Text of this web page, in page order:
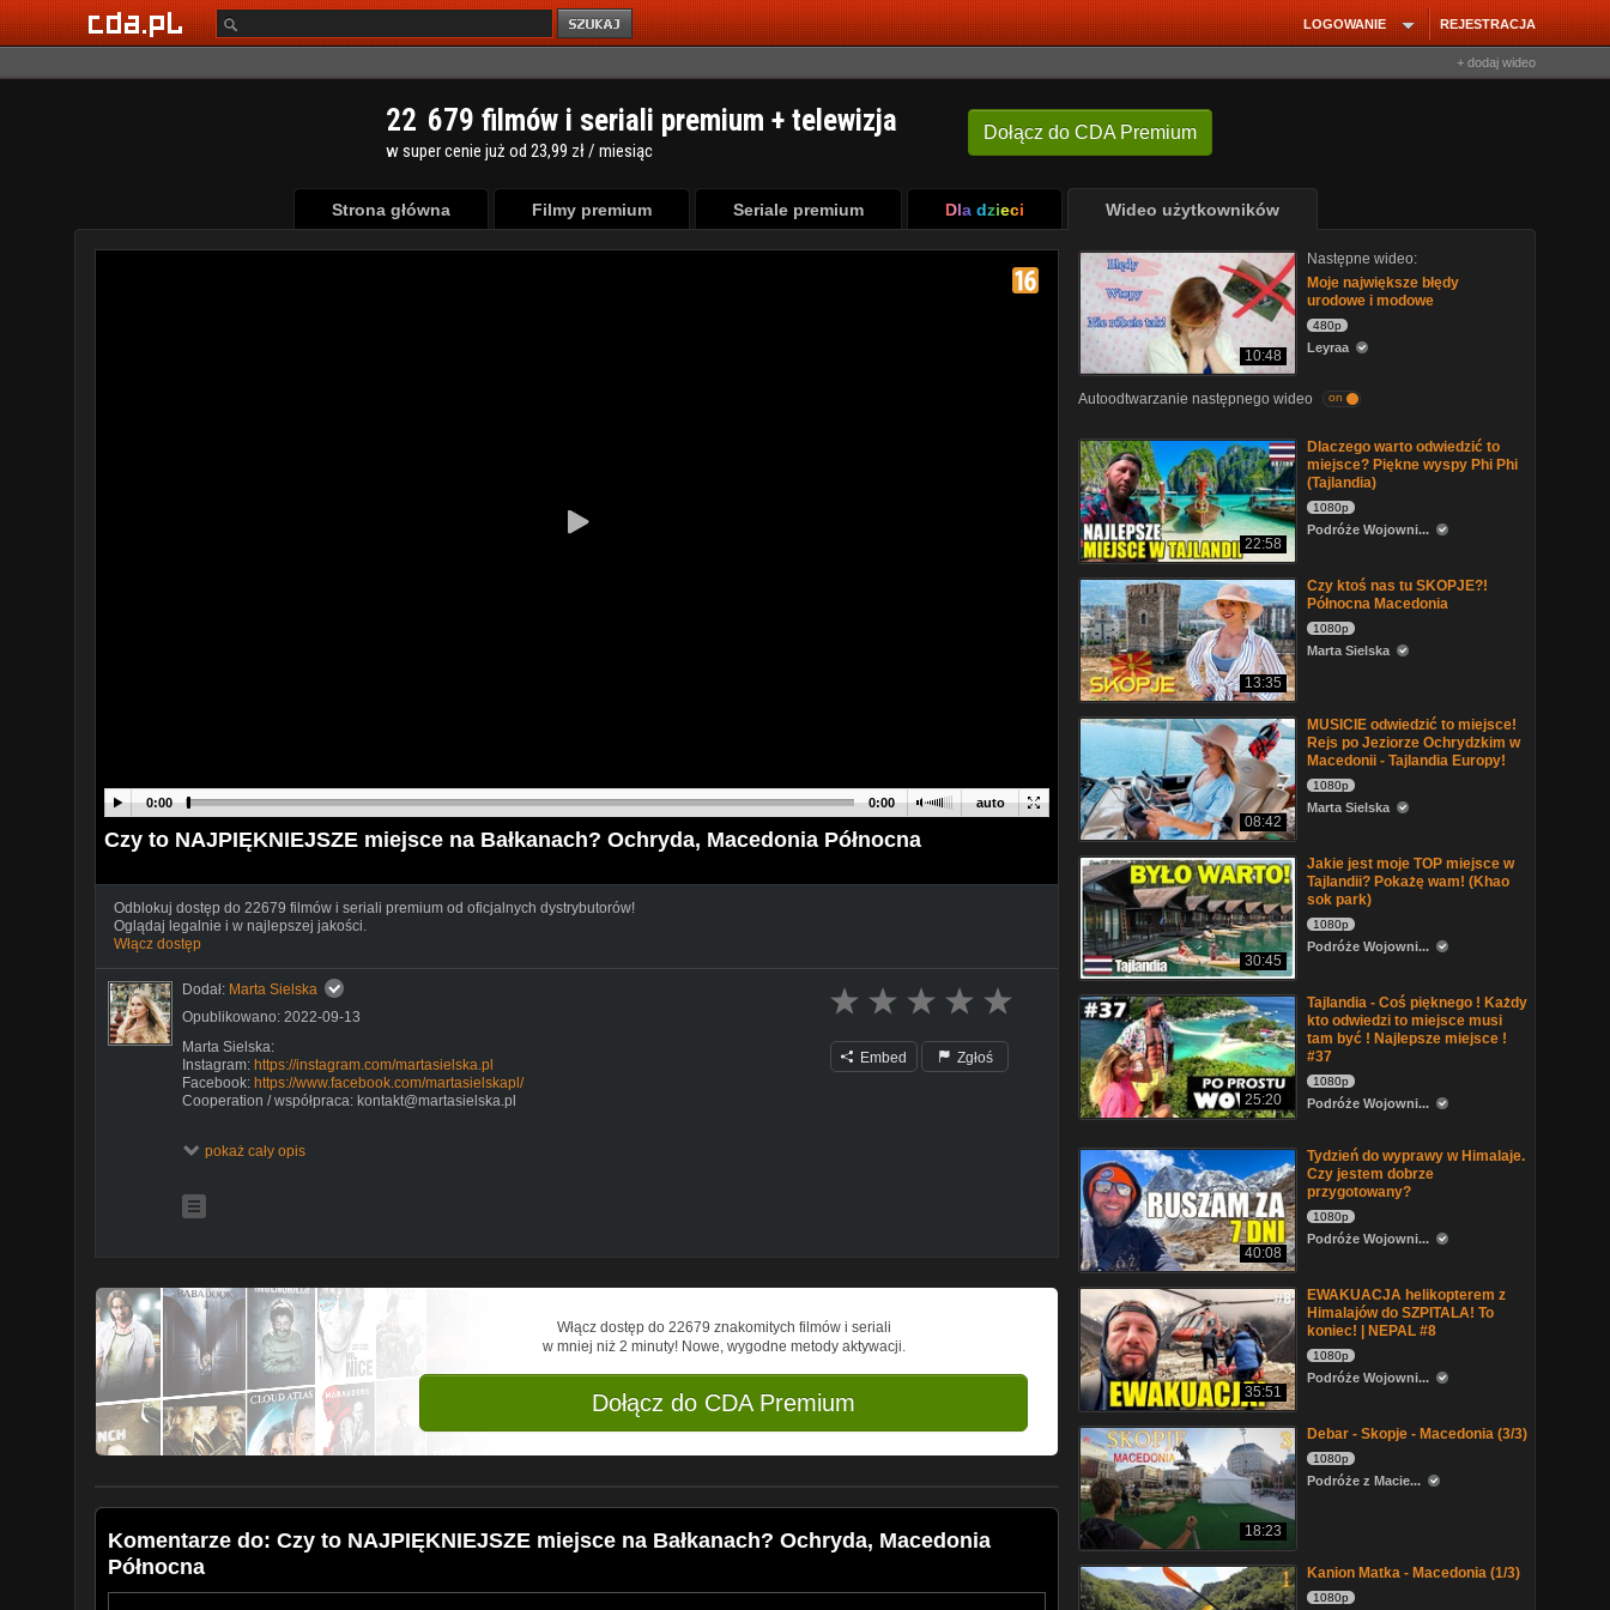
REJESTRACJA
LOGOWANIE
+ dodaj wideo
Dołącz do CDA Premium
22 679 filmów i seriali premium + telewizja
w super cenie już od 23,99 zł / miesiąc
Strona główna Filmy premium Seriale premium Dla dzieci Wideo użytkowników
auto
0:00 0:00
Czy to NAJPIĘKNIEJSZE miejsce na Bałkanach? Ochryda, Macedonia Północna
Odblokuj dostęp do 22679 filmów i seriali premium od oficjalnych dystrybutorów!
Oglądaj legalnie i w najlepszej jakości.
Włącz dostęp
Dodał: Marta Sielska
Opublikowano: 2022-09-13
Marta Sielska:
Instagram: https://instagram.com/martasielska.pl
Facebook: https://www.facebook.com/martasielskapl/
Cooperation / współpraca: kontakt@martasielska.pl
https://www.facebook.com/martasielskapl/services
Wsparcie kanału / Support my channel:
Bank transfer: PL 79291000060000000002243440
#ochrid #macedonia #martasielska
pokaż cały opis
Embed Zgłoś
Włącz dostęp do 22679 znakomitych filmów i seriali
w mniej niż 2 minuty! Nowe, wygodne metody aktywacji.
Dołącz do CDA Premium
Komentarze do: Czy to NAJPIĘKNIEJSZE miejsce na Bałkanach? Ochryda, Macedonia
Północna
10:48
Następne wideo:
Moje największe błędy
urodowe i modowe
480p
Leyraa
Autoodtwarzanie następnego wideo on
22:58
Dlaczego warto odwiedzić to
miejsce? Piękne wyspy Phi Phi
(Tajlandia)
1080p
Podróże Wojowni...
13:35
Czy ktoś nas tu SKOPJE?!
Północna Macedonia
1080p
Marta Sielska
08:42
MUSICIE odwiedzić to miejsce!
Rejs po Jeziorze Ochrydzkim w
Macedonii - Tajlandia Europy!
1080p
Marta Sielska
30:45
Jakie jest moje TOP miejsce w
Tajlandii? Pokażę wam! (Khao
sok park)
1080p
Podróże Wojowni...
25:20
Tajlandia - Coś pięknego ! Każdy
kto odwiedzi to miejsce musi
tam być ! Najlepsze miejsce !
#37
1080p
Podróże Wojowni...
40:08
Tydzień do wyprawy w Himalaje.
Czy jestem dobrze
przygotowany?
1080p
Podróże Wojowni...
35:51
EWAKUACJA helikopterem z
Himalajów do SZPITALA! To
koniec! | NEPAL #8
1080p
Podróże Wojowni...
18:23
Debar - Skopje - Macedonia (3/3)
1080p
Podróże z Macie...
Kanion Matka - Macedonia (1/3)
1080p